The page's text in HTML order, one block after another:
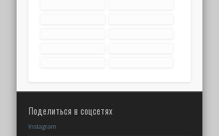
Поделиться в соцсетях
Instagram